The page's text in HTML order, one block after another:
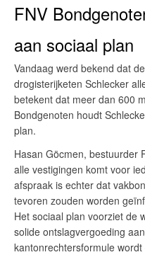
FNV
aan sociaal plan
Vandaag werd bekend dat
drogisterijketen Schlecker
betekent dat meer dan 600
Bondgenoten houdt
plan.
Hasan Göcmen, bestuurder
alle vestigingen komt voor
afspraak is echter dat
tevoren zouden worden
Het sociaal plan voorziet de
solide ontslagvergoeding
kantonrechtersformule